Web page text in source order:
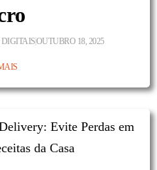
OUTUBRO 18, 2025